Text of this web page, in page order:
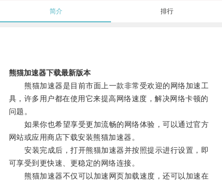
简介 排行
熊猫加速器下载最新版本
熊猫加速器是目前市面上一款非常受欢迎的网络加速工
具，许多用户都在使用它来提高网络速度，解决网络卡顿的
问题。
如果你也希望享受更加流畅的网络体验，可以通过官方
网站或应用商店下载安装熊猫加速器。
安装完成后，打开熊猫加速器并按照提示进行设置，即
可享受到更快速、更稳定的网络连接。
熊猫加速器不仅可以加速网页加载速度，还可以加速在